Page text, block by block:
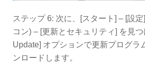
ステップ 6: 次に、[スタート] – [設
コン) – [更新とセキュリティ] を見
Update] オプションで更新プログラ
ンロードします。